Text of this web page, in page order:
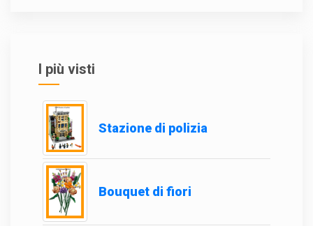
I più visti
Stazione di polizia
Bouquet di fiori